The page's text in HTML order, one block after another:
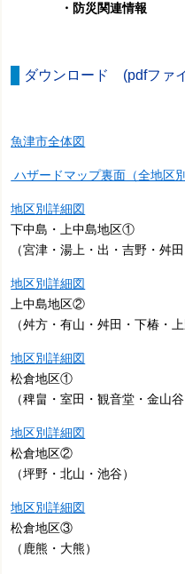
・防災関連情報
ダウンロード (pdfファ
魚津市全体図
ハザードマップ裏面（全地区
地区別詳細図
下中島・上中島地区①
（宮津・湯上・出・吉野・舛田
地区別詳細図
上中島地区②
（舛方・有山・舛田・下椿・上
地区別詳細図
松倉地区①
（稗畠・室田・観音堂・金山谷
地区別詳細図
松倉地区②
（坪野・北山・池谷）
地区別詳細図
松倉地区③
（鹿熊・大熊）